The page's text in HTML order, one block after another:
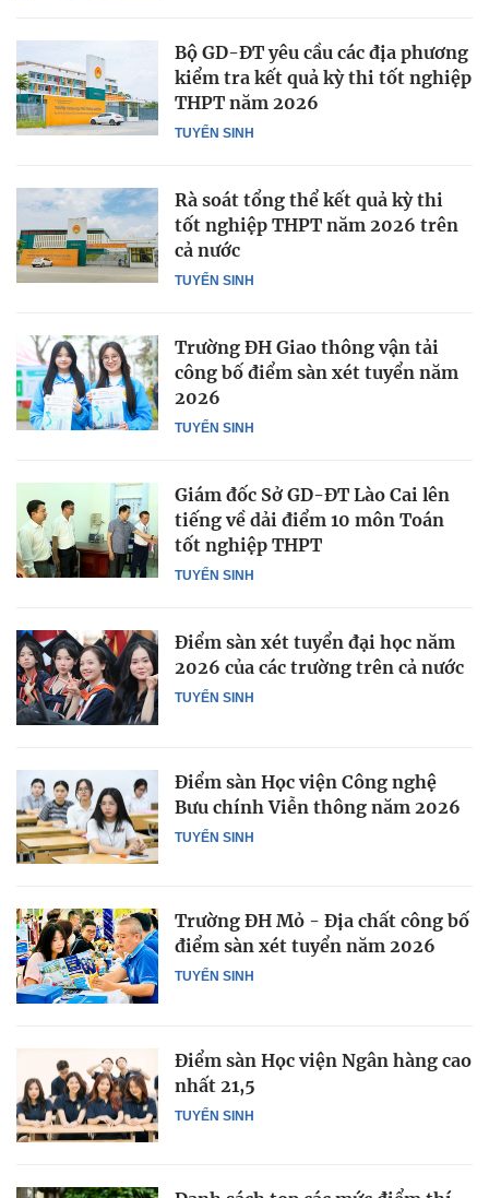
TUYỂN SINH
Bộ GD-ĐT yêu cầu các địa phương
kiểm tra kết quả kỳ thi tốt nghiệp
THPT năm 2026
TUYỂN SINH
Rà soát tổng thể kết quả kỳ thi
tốt nghiệp THPT năm 2026 trên
cả nước
TUYỂN SINH
Trường ĐH Giao thông vận tải
công bố điểm sàn xét tuyển năm
2026
TUYỂN SINH
Giám đốc Sở GD-ĐT Lào Cai lên
tiếng về dải điểm 10 môn Toán
tốt nghiệp THPT
TUYỂN SINH
Điểm sàn xét tuyển đại học năm
2026 của các trường trên cả nước
TUYỂN SINH
Điểm sàn Học viện Công nghệ
Bưu chính Viễn thông năm 2026
TUYỂN SINH
Trường ĐH Mỏ - Địa chất công bố
điểm sàn xét tuyển năm 2026
TUYỂN SINH
Điểm sàn Học viện Ngân hàng cao
nhất 21,5